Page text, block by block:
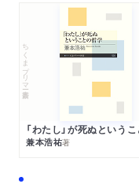
ちくまプリマー新書
兼本浩祐著